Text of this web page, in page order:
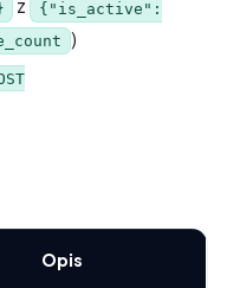
z {"is_active":
)
Opis